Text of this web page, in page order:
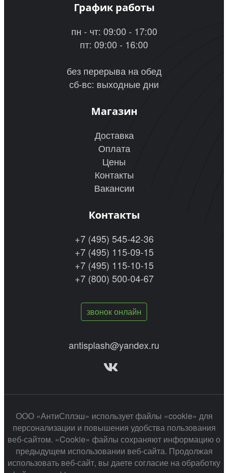
График работы
пн - чт: 09:00 - 17:00
пт: 09:00 - 16:00
без перерыва на обед
сб-вс: выходные дни
Магазин
Доставка
Оплата
Цены
Контакты
Вакансии
Контакты
+7 (495) 545-42-36
+7 (495) 115-09-15
+7 (495) 115-10-15
+7 (800) 500-04-67
звонок онлайн
antisplash@yandex.ru
ООО «АнтиСплэш» использует файлы «cookie» для
персонализации и повышения удобства пользования
веб-сайтом. «Cookie» файлы сохраняют информацию о
предыдущем использовании веб-сайта. Продолжая
использовать веб-сайт, вы даете согласие на обработку